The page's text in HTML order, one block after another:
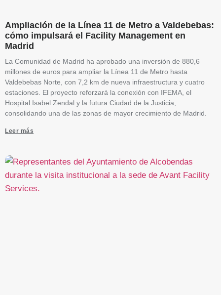
Ampliación de la Línea 11 de Metro a Valdebebas:
cómo impulsará el Facility Management en
Madrid
La Comunidad de Madrid ha aprobado una inversión de 880,6
millones de euros para ampliar la Línea 11 de Metro hasta
Valdebebas Norte, con 7,2 km de nueva infraestructura y cuatro
estaciones. El proyecto reforzará la conexión con IFEMA, el
Hospital Isabel Zendal y la futura Ciudad de la Justicia,
consolidando una de las zonas de mayor crecimiento de Madrid.
Leer más